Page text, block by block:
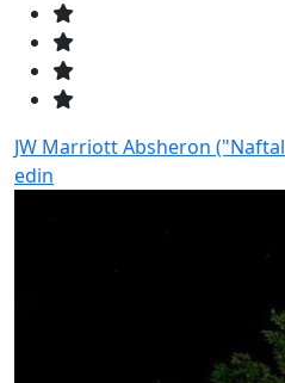
JW Marriott Absheron
edin